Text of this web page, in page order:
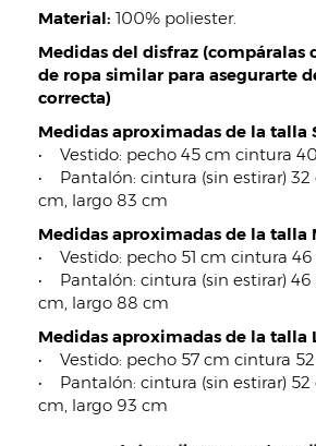
Material: 100% poliester.
Medidas del disfraz (compáralas
de ropa similar para asegurarte
correcta)
Medidas aproximadas de la talla
• Vestido: pecho 45 cm cintura
• Pantalón: cintura (sin estirar) 32
cm, largo 83 cm
Medidas aproximadas de la talla
• Vestido: pecho 51 cm cintura
• Pantalón: cintura (sin estirar) 46
cm, largo 88 cm
Medidas aproximadas de la talla
• Vestido: pecho 57 cm cintura
• Pantalón: cintura (sin estirar) 52
cm, largo 93 cm